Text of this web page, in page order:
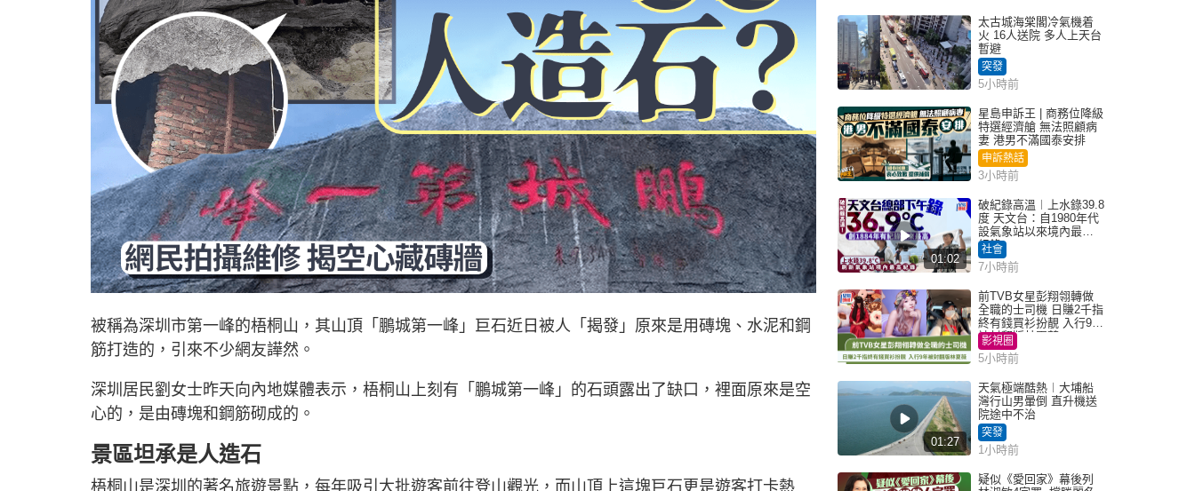
被稱為深圳市第一峰的梧桐山，其山頂「鵬城第一峰」巨石近日被人「揭發」原來是用磚塊、水泥和鋼
筋打造的，引來不少網友譁然。
深圳居民劉女士昨天向內地媒體表示，梧桐山上刻有「鵬城第一峰」的石頭露出了缺口，裡面原來是空
心的，是由磚塊和鋼筋砌成的。
景區坦承是人造石
梧桐山是深圳的著名旅遊景點，每年吸引大批遊客前往登山觀光，而山頂上這塊巨石更是遊客打卡熱
太古城海棠閣冷氣機着
火 16人送院 多人上天台
暫避
突發
5小時前
星島申訴王 | 商務位降級
特選經濟艙 無法照顧病
妻 港男不滿國泰安排
申訴熱話
3小時前
01:02
破紀錄高溫︱上水錄39.8
度 天文台：自1980年代
設氣象站以來境內最高
紀錄
社會
7小時前
前TVB女星彭翔翎轉做
全職的士司機 日賺2千指
終有錢買衫扮靚 入行9年
被封翻版林夏薇
影視圈
5小時前
01:27
天氣極端酷熱︱大埔船
灣行山男暈倒 直升機送
院途中不治
突發
1小時前
疑似《愛回家》幕後列